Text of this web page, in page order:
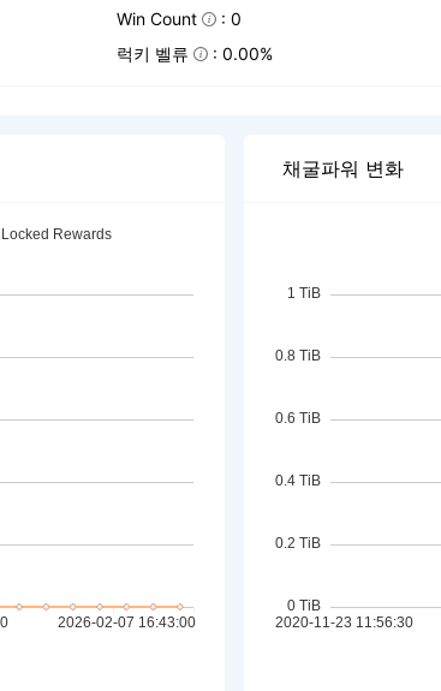
Win Count : 0
럭키 벨류 : 0.00%
채굴파워 변화